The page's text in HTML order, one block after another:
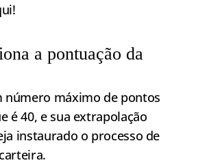
a pontuação da
número máximo de pontos
é 40, e sua extrapolação
instaurado o processo de